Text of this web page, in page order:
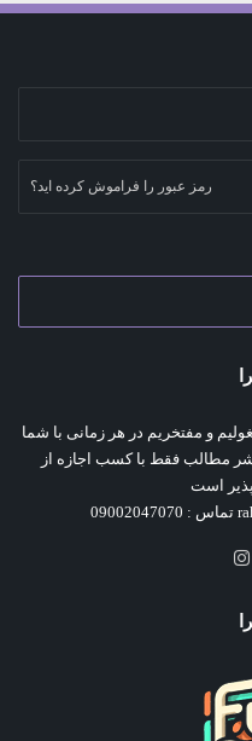
رمز عبور را فراموش کرده اید؟
و مفتخریم در هر زمانی با شما
مطالب فقط با کسب اجازه از
است
یوتیوب